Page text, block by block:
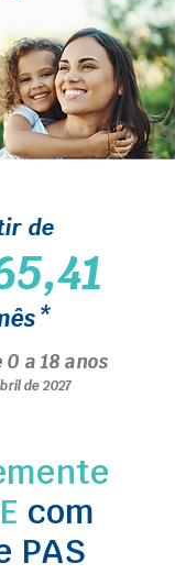
de
a 18 anos
de 2027
com
PAS